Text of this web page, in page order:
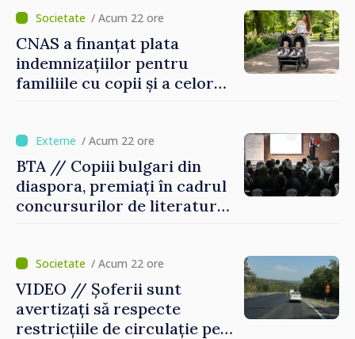
/ Acum 22 ore
CNAS a finanțat plata
indemnizațiilor pentru
familiile cu copii și a celor
/ Acum 22 ore
BTA // Copiii bulgari din
diaspora, premiați în cadrul
concursurilor de literatură,
Bulgarii din Străinătate
/ Acum 22 ore
VIDEO // Șoferii sunt
avertizați să respecte
restricțiile de circulație pe